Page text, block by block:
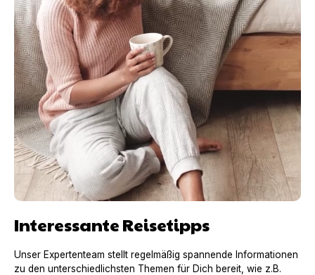
Interessante Reisetipps
Unser Expertenteam stellt regelmäßig spannende Informationen
zu den unterschiedlichsten Themen für Dich bereit, wie z.B.